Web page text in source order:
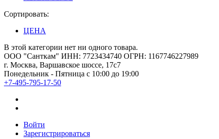
Сортировать:
ЦЕНА
В этой категории нет ни одного товара.
ООО "Санткам" ИНН: 7723434740 ОГРН: 1167746227989
г. Москва, Варшавское шоссе, 17с7
Понедельник - Пятница с 10:00 до 19:00
+7-495-795-17-50
Войти
Зарегистрироваться